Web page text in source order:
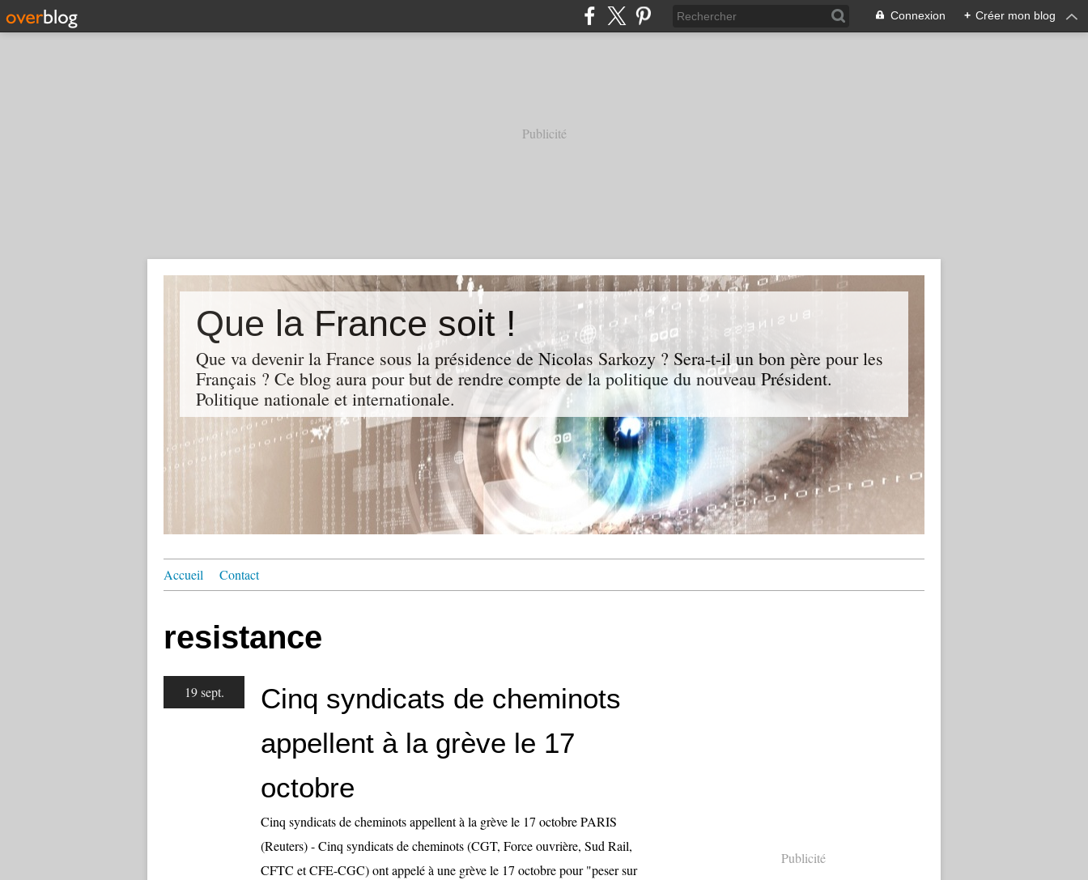
Connexion + Créer mon blog
Publicité
Que la France soit !
Que va devenir la France sous la présidence de Nicolas Sarkozy ? Sera-t-il un bon père pour les
Français ? Ce blog aura pour but de rendre compte de la politique du nouveau Président.
Politique nationale et internationale.
Accueil Contact
resistance
19 sept.
Cinq syndicats de cheminots
appellent à la grève le 17
octobre
Cinq syndicats de cheminots appellent à la grève le 17 octobre PARIS
(Reuters) - Cinq syndicats de cheminots (CGT, Force ouvrière, Sud Rail,
CFTC et CFE-CGC) ont appelé à une grève le 17 octobre pour "peser sur
Publicité